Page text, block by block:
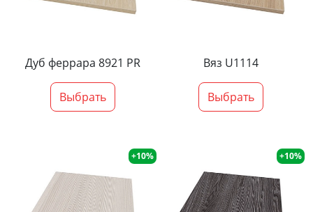
Дуб феррара 8921 PR
Выбрать
Вяз U1114
Выбрать
+10% +10%